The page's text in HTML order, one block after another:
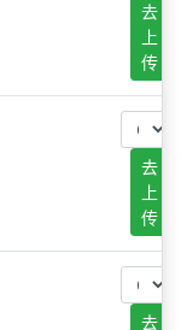
去
上
传
去
上
传
去